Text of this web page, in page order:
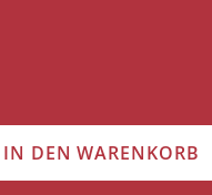
IN DEN WARENKORB